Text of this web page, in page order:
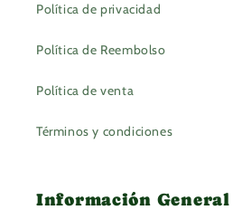
Política de privacidad
Política de Reembolso
Política de venta
Términos y condiciones
Información General